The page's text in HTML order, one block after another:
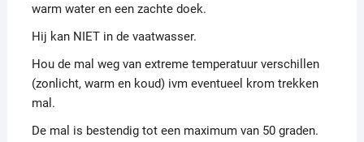
warm water en een zachte doek.
Hij kan NIET in de vaatwasser.
Hou de mal weg van extreme temperatuur verschillen
(zonlicht, warm en koud) ivm eventueel krom trekken
mal.
De mal is bestendig tot een maximum van 50 graden.